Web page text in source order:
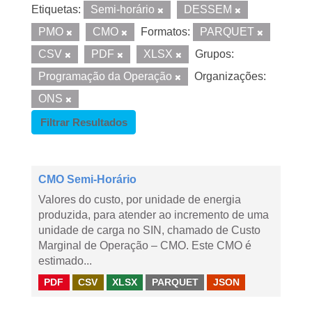
Etiquetas: Semi-horário
DESSEM
PMO
CMO Formatos:
PARQUET
CSV
PDF XLSX
Grupos:
Programação da Operação
Organizações:
ONS
Filtrar Resultados
CMO Semi-Horário
Valores do custo, por unidade de energia
produzida, para atender ao incremento de uma
unidade de carga no SIN, chamado de Custo
Marginal de Operação – CMO. Este CMO é
estimado...
PDF CSV XLSX PARQUET JSON